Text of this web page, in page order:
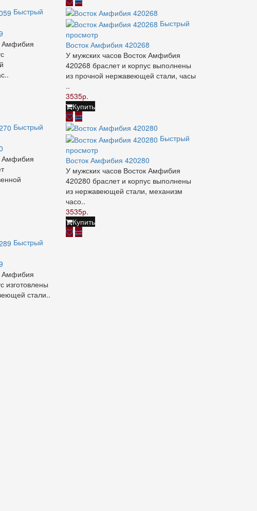
Быстрый
Амфибия
Быстрый
просмотр
Восток Амфибия 420268
У мужских часов Восток Амфибия
420268 браслет и корпус выполнены
из прочной нержавеющей стали, часы
..
3535р.
Купить
Быстрый
Амфибия
Быстрый
просмотр
Восток Амфибия 420280
У мужских часов Восток Амфибия
420280 браслет и корпус выполнены
из нержавеющей стали, механизм
часо..
3535р.
Купить
Быстрый
Амфибия
изготовлены
стали..